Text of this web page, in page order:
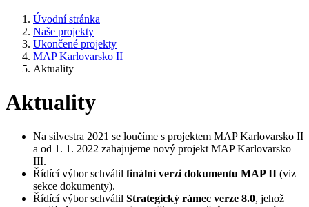
Úvodní stránka
Naše projekty
Ukončené projekty
MAP Karlovarsko II
Aktuality
Aktuality
Na silvestra 2021 se loučíme s projektem MAP Karlovarsko II
a od 1. 1. 2022 zahajujeme nový projekt MAP Karlovarsko
III.
Řídící výbor schválil finální verzi dokumentu MAP II (viz
sekce dokumenty).
Řídící výbor schválil Strategický rámec verze 8.0, jehož